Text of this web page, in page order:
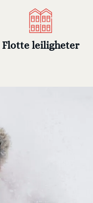
Flotte leiligheter